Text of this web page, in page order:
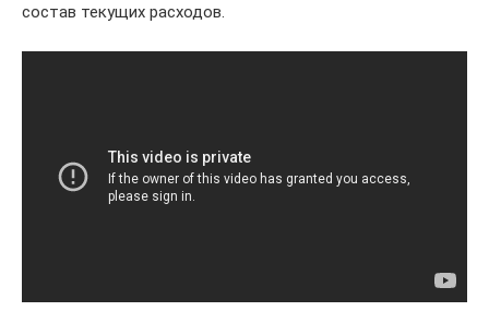
состав текущих расходов.